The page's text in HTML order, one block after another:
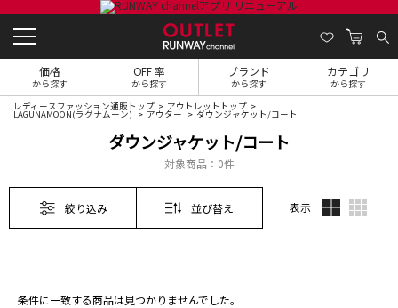
価格
から探す
OFF 率
から探す
ブランド
から探す
カテゴリ
から探す
レディースファッション通販トップ アウトレットトップ
LAGUNAMOON(ラグナムーン) アウター ダウンジャケット/コート
ダウンジャケット/コート
対象商品： 0件
絞り込み 並び替え 表示
条件に一致する商品は見つかりませんでした。